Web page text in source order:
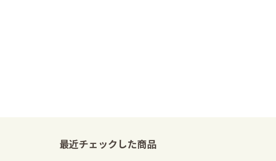
最近チェックした商品